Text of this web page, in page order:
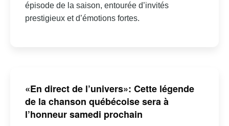
épisode de la saison, entourée d’invités
prestigieux et d’émotions fortes.
«En direct de l’univers»: Cette légende
de la chanson québécoise sera à
l’honneur samedi prochain